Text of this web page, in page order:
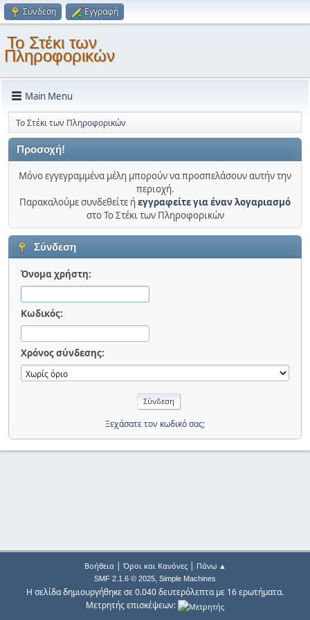
Σύνδεση Εγγραφή
Το Στέκι των
Πληροφορικών
Main Menu
Το Στέκι των Πληροφορικών
Προσοχή!
Μόνο εγγεγραμμένα μέλη μπορούν να προσπελάσουν αυτήν την
περιοχή.
Παρακαλούμε συνδεθείτε ήεγγραφείτε για έναν λογαριασμό
στο Το Στέκι των Πληροφορικών
Σύνδεση
Όνομα χρήστη:
Κωδικός:
Χρόνος σύνδεσης:
Ξεχάσατε τον κωδικό σας;
Βοήθεια| Όροι και Κανόνες| Πάνω ▲
SMF 2.1.6 © 2025, Simple Machines
Η σελίδα δημιουργήθηκε σε 0.040 δευτερόλεπτα με 16 ερωτήματα.
Μετρητής επισκέψεων: